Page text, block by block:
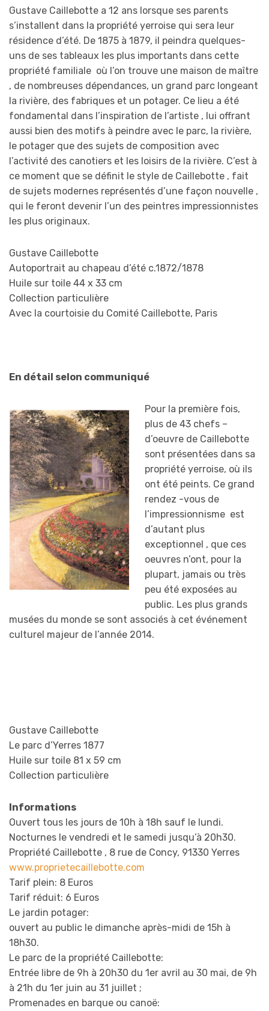
Gustave Caillebotte a 12 ans lorsque ses parents
s’installent dans la propriété yerroise qui sera leur
résidence d’été. De 1875 à 1879, il peindra quelques-
uns de ses tableaux les plus importants dans cette
propriété familiale où l’on trouve une maison de maître
, de nombreuses dépendances, un grand parc longeant
la rivière, des fabriques et un potager. Ce lieu a été
fondamental dans l’inspiration de l’artiste , lui offrant
aussi bien des motifs à peindre avec le parc, la rivière,
le potager que des sujets de composition avec
l’activité des canotiers et les loisirs de la rivière. C’est à
ce moment que se définit le style de Caillebotte , fait
de sujets modernes représentés d’une façon nouvelle ,
qui le feront devenir l’un des peintres impressionnistes
les plus originaux.
Gustave Caillebotte
Autoportrait au chapeau d’été c.1872/1878
Huile sur toile 44 x 33 cm
Collection particulière
Avec la courtoisie du Comité Caillebotte, Paris
En détail selon communiqué
Pour la première fois,
plus de 43 chefs –
d’oeuvre de Caillebotte
sont présentées dans sa
propriété yerroise, où ils
ont été peints. Ce grand
rendez -vous de
l’impressionnisme est
d’autant plus
exceptionnel , que ces
oeuvres n’ont, pour la
plupart, jamais ou très
peu été exposées au
public. Les plus grands
musées du monde se sont associés à cet événement
culturel majeur de l’année 2014.
Gustave Caillebotte
Le parc d’Yerres 1877
Huile sur toile 81 x 59 cm
Collection particulière
Informations
Ouvert tous les jours de 10h à 18h sauf le lundi.
Nocturnes le vendredi et le samedi jusqu’à 20h30.
Propriété Caillebotte , 8 rue de Concy, 91330 Yerres
www.proprietecaillebotte.com
Tarif plein: 8 Euros
Tarif réduit: 6 Euros
Le jardin potager:
ouvert au public le dimanche après-midi de 15h à
18h30.
Le parc de la propriété Caillebotte:
Entrée libre de 9h à 20h30 du 1er avril au 30 mai, de 9h
à 21h du 1er juin au 31 juillet ;
Promenades en barque ou canoë: